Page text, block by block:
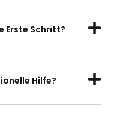
Erste Schritt?
Hilfe?